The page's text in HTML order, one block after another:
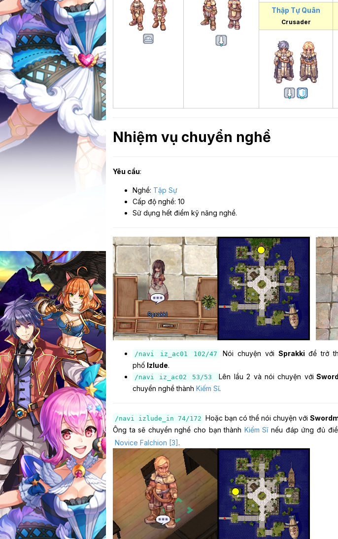
Thập Tự Quân
Crusader
Nhiệm vụ chuyển nghề
Yêu cầu:
Nghề: Tập Sự
Cấp độ nghề: 10
Sử dụng hết điểm kỹ năng nghề.
/navi iz_ac01 102/47 Nói chuyện với Sprakki để trở
phố Izlude.
/navi iz_ac02 53/53 Lên lầu 2 và nói chuyện với
chuyển nghề thành Kiếm Sĩ.
/navi izlude_in 74/172 Hoặc bạn có thể nói chuyện với
Ông ta sẽ chuyển nghề cho bạn thành Kiếm Sĩnếu đáp ứng đủ
Novice Falchion [3] .